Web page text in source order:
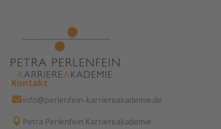
Kontakt
info@perlenfein-karriereakademie.de
 Petra Perlenfein Karriereakademie